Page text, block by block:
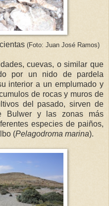
(Foto: Juan José Ramos)
cuevas, o similar que
por un nido de pardela
interior a un emplumado y
de rocas y muros de
del pasado, sirven de
Bulwer y las zonas más
especies de paiños,
(Pelagodroma marina).